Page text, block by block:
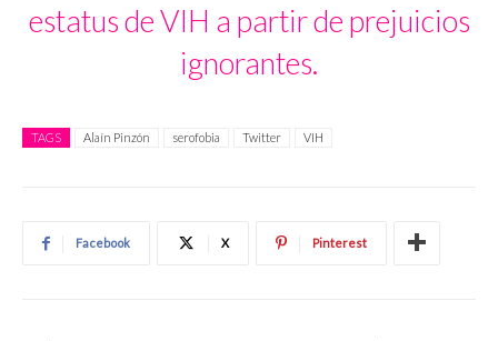
estatus de VIH a partir de prejuicios
ignorantes.
TAGS Alaín Pinzón serofobia Twitter VIH
Facebook X Pinterest